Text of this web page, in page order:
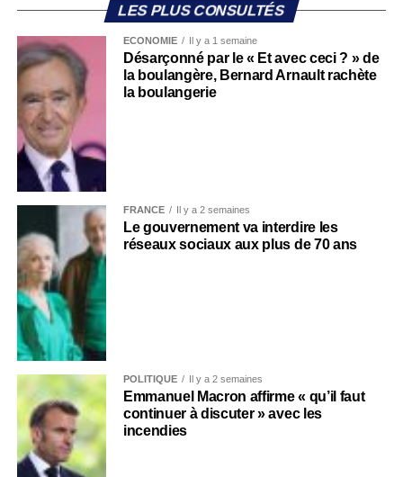
LES PLUS CONSULTÉS
ECONOMIE Il y a 1 semaine
Désarçonné par le « Et avec ceci ? » de
la boulangère, Bernard Arnault rachète
la boulangerie
FRANCE Il y a 2 semaines
Le gouvernement va interdire les
réseaux sociaux aux plus de 70 ans
POLITIQUE Il y a 2 semaines
Emmanuel Macron affirme « qu’il faut
continuer à discuter » avec les
incendies